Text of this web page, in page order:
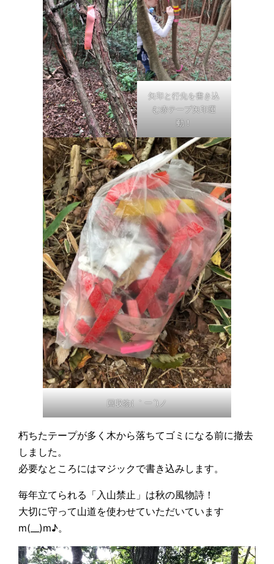
矢印と行先を書き込
む赤テープ矢印運
動！
回収物( ｀ー´)ノ
朽ちたテープが多く木から落ちてゴミになる前に撤去
しました。
必要なところにはマジックで書き込みします。
毎年立てられる「入山禁止」は秋の風物詩！
大切に守って山道を使わせていただいています
m(__)m♪。